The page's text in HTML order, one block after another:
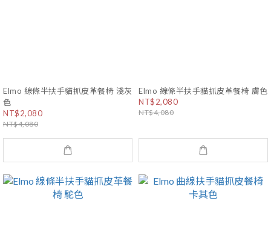
Elmo 線條半扶手貓抓皮革餐椅 淺灰
色
NT$2,080
NT$4,080
Elmo 線條半扶手貓抓皮革餐椅 膚色
NT$2,080
NT$4,080